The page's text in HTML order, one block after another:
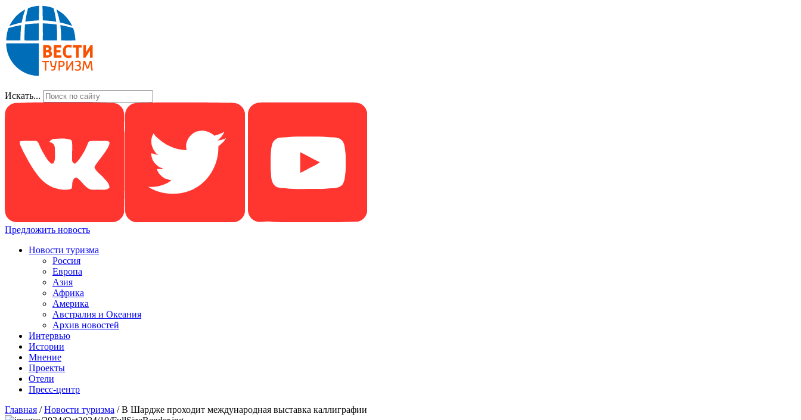
Искать...
Предложить новость
Новости туризма
Россия
Европа
Азия
Африка
Америка
Австралия и Океания
Архив новостей
Интервью
Истории
Мнение
Проекты
Отели
Пресс-центр
Главная /Новости туризма /В Шардже проходит международная выставка каллиграфии